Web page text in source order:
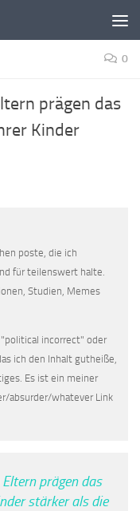
0
prägen das
Kinder
poste, die ich
für teilenswert halte.
Studien, Memes
incorrect" oder
ich den Inhalt gutheiße,
Es ist ein meiner
absurder/whatever Link
prägen das
stärker als die